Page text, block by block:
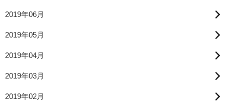
2019年06月
2019年05月
2019年04月
2019年03月
2019年02月